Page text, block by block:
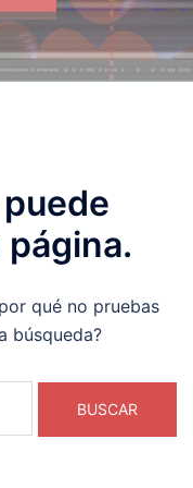
puede
qué no pruebas
búsqueda?